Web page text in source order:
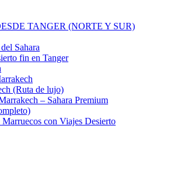
TANGER (NORTE Y SUR)
Sahara
fin en Tanger
(Ruta de lujo)
– Sahara Premium
con Viajes Desierto